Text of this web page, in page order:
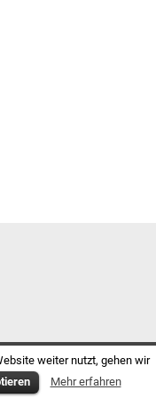
weiter nutzt, gehen wir
Mehr erfahren